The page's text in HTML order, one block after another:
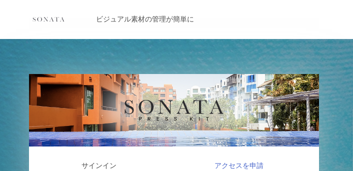
ビジュアル素材の管理が簡単に
サインイン アクセスを申請